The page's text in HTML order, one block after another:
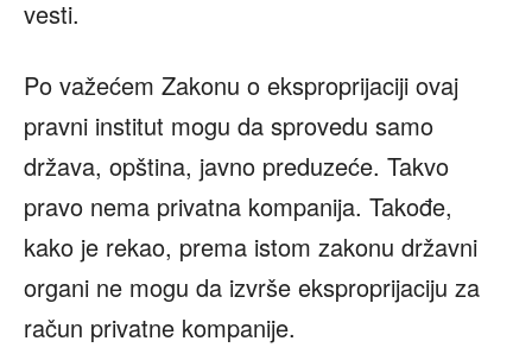
vesti.
Po važećem Zakonu o eksproprijaciji ovaj
pravni institut mogu da sprovedu samo
država, opština, javno preduzeće. Takvo
pravo nema privatna kompanija. Takođe,
kako je rekao, prema istom zakonu državni
organi ne mogu da izvrše eksproprijaciju za
račun privatne kompanije.